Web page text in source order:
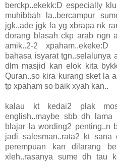
berckp..ekekk:D especially
muhibbah la..bercampur
jgk..ade jgk la yg xbrapa nk
dorang blasah ckp arab ngn
amik..2-2
bahasa isyarat tgn..selalunya
dlm masjid kan elok kita
Quran..so kira kurang sket la
tp xpaham so baik xyah kan..
kalau kt kedai2 plak
english..maybe sbb dh lama
blajar la wording2 penting..n
jadi salesman..rata2 kt
perempuan kan dilarang
xleh..rasanya sume dh tau